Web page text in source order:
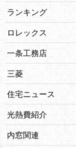
ランキング
ロレックス
一条工務店
三菱
住宅ニュース
光熱費紹介
内窓関連